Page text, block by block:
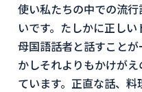
使い私たちの中での流
いです。たしかに正し
母国語話者と話すこと
かしそれよりもかけが
ています。正直な話、